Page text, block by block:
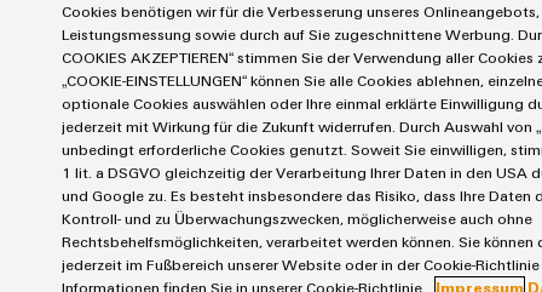
Cookies benötigen wir für die Verbesserung unseres Onlineangebots,
Leistungsmessung sowie durch auf Sie zugeschnittene Werbung.
COOKIES AKZEPTIEREN“ stimmen Sie der Verwendung aller
„COOKIE-EINSTELLUNGEN“ können Sie alle Cookies ablehnen,
optionale Cookies auswählen oder Ihre einmal erklärte Einwilligung
jederzeit mit Wirkung für die Zukunft widerrufen. Durch Auswahl von
unbedingt erforderliche Cookies genutzt. Soweit Sie einwilligen,
1 lit. a DSGVO gleichzeitig der Verarbeitung Ihrer Daten in den USA
und Google zu. Es besteht insbesondere das Risiko, dass Ihre Daten
Kontroll- und zu Überwachungszwecken, möglicherweise auch ohne
Rechtsbehelfsmöglichkeiten, verarbeitet werden können. Sie können
jederzeit im Fußbereich unserer Website oder in der Cookie-
Informationen finden Sie in unserer Cookie-Richtlinie.
Impressum